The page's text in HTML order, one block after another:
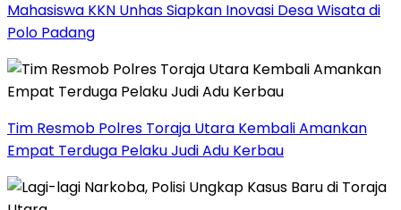
Mahasiswa KKN Unhas Siapkan Inovasi Desa Wisata di
Polo Padang
Tim Resmob Polres Toraja Utara Kembali Amankan
Empat Terduga Pelaku Judi Adu Kerbau